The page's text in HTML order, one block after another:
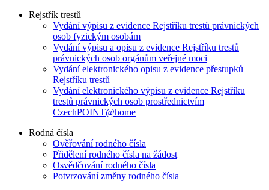
Rejstřík trestů
Vydání výpisu z evidence Rejstříku trestů právnických
osob fyzickým osobám
Vydání výpisu a opisu z evidence Rejstříku trestů
právnických osob orgánům veřejné moci
Vydání elektronického opisu z evidence přestupků
Rejstříku trestů
Vydání elektronického výpisu z evidence Rejstříku
trestů právnických osob prostřednictvím
CzechPOINT@home
Rodná čísla
Ověřování rodného čísla
Přidělení rodného čísla na žádost
Osvědčování rodného čísla
Potvrzování změny rodného čísla